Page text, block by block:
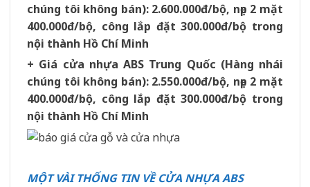
chúng tôi không bán): 2.600.000đ/bộ, nẹp 2 mặt
400.000đ/bộ, công lắp đặt 300.000đ/bộ trong
nội thành Hồ Chí Minh
+ Giá cửa nhựa ABS Trung Quốc (Hàng nhái
chúng tôi không bán): 2.550.000đ/bộ, nẹp 2 mặt
400.000đ/bộ, công lắp đặt 300.000đ/bộ trong
nội thành Hồ Chí Minh
MỘT VÀI THỐNG TIN VỀ CỬA NHỰA ABS